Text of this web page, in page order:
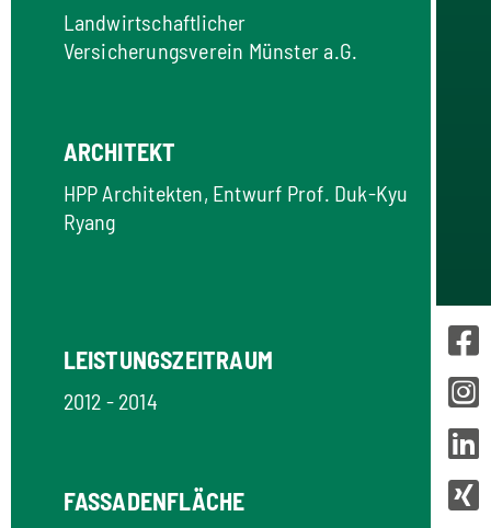
Landwirtschaftlicher
Versicherungsverein Münster a.G.
ARCHITEKT
HPP Architekten, Entwurf Prof. Duk-Kyu
Ryang
LEISTUNGSZEITRAUM
2012 - 2014
FASSADENFLÄCHE